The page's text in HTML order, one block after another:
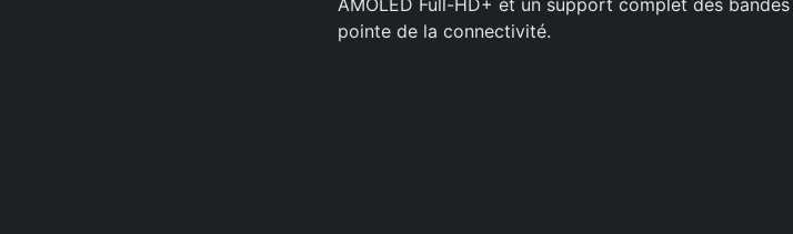
pointe de la connectivité.